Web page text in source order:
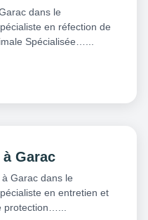
dans le
en réfection de
Spécialisée…...
Garac
Garac dans le
en entretien et
protection…...